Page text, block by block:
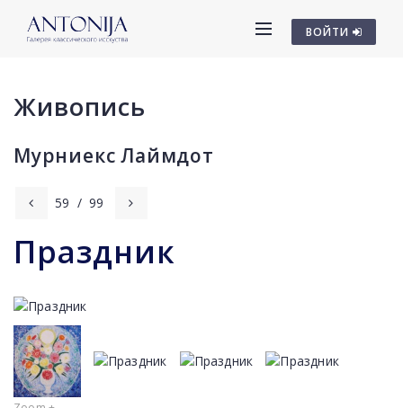
ВОЙТИ
Живопись
Мурниекс Лаймдот
59 / 99
Праздник